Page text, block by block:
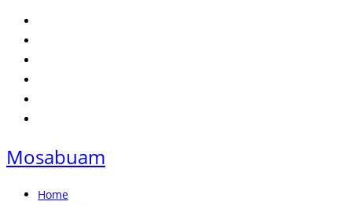
Zum
Inhalt
springen
Mosabuam
Home